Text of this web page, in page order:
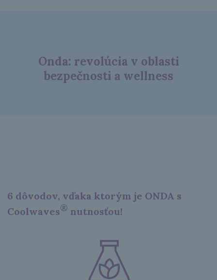
Onda: revolúcia v oblasti
bezpečnosti a wellness
6 dôvodov, vďaka ktorým je ONDA s
Coolwaves® nutnosťou!